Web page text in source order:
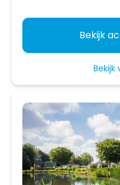
Bekijk
Bekijk